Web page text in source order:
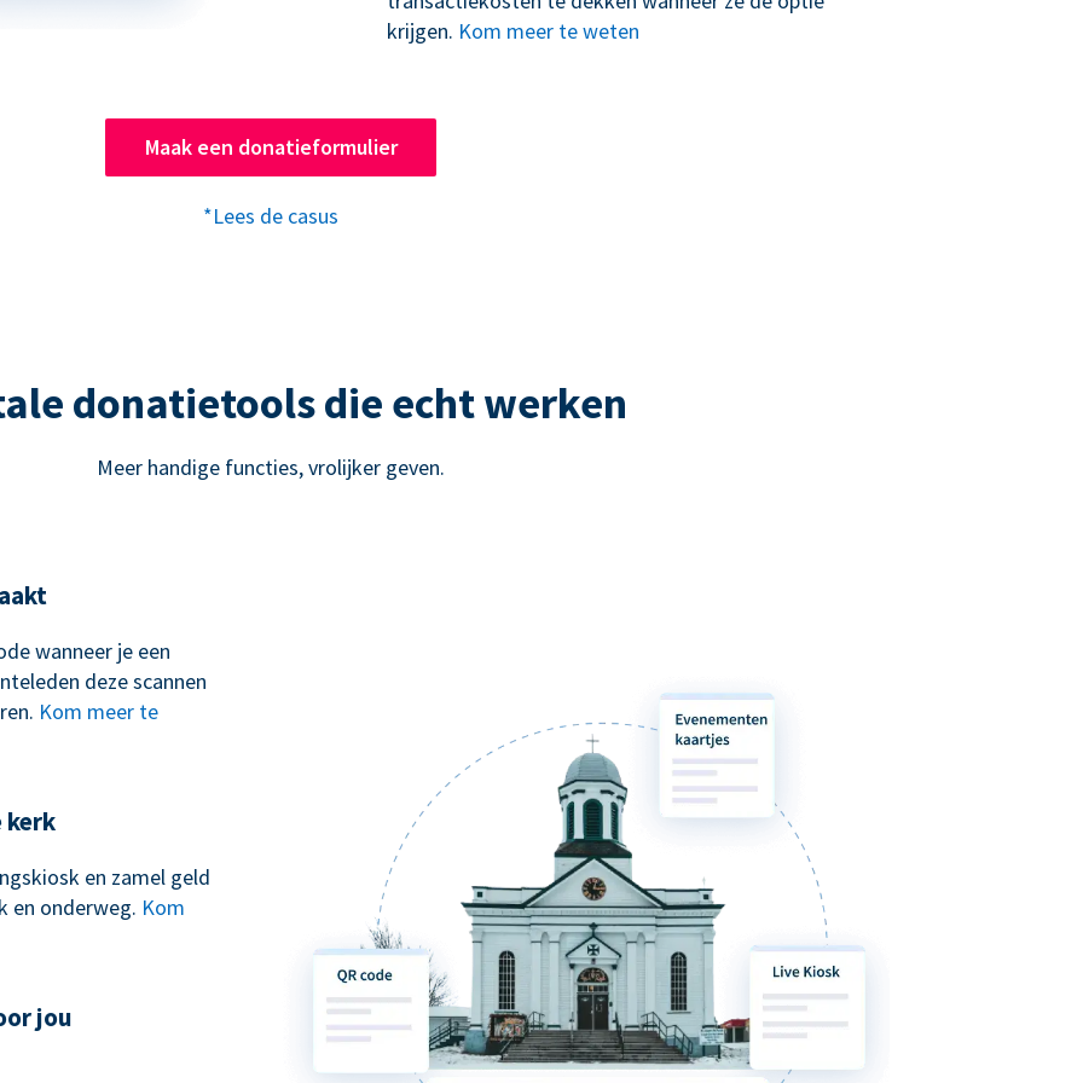
krijgen. Kom meer te weten
Maak een donatieformulier
*Lees de casus
donatietools die echt werken
Meer handige functies, vrolijker geven.
wanneer je een
deze scannen
Kom meer te
kerk
en zamel geld
en onderweg. Kom
jou